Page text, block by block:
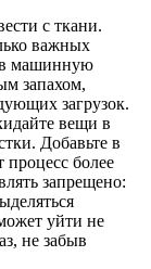
с ткани.
важных
в машинную
запахом,
загрузок.
вещи в
Добавьте в
процесс более
запрещено:
уйти не
не забыв